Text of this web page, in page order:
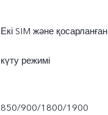
Екі SIM және қосарланған
күту режимі
850/900/1800/1900